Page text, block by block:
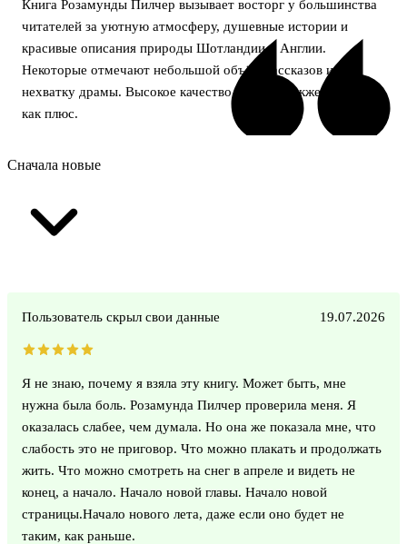
Книга Розамунды Пилчер вызывает восторг у большинства
читателей за уютную атмосферу, душевные истории и
красивые описания природы Шотландии и Англии.
Некоторые отмечают небольшой объём рассказов и
нехватку драмы. Высокое качество издания также отмечено
как плюс.
Сначала новые
Пользователь скрыл свои данные 19.07.2026
Я не знаю, почему я взяла эту книгу. Может быть, мне
нужна была боль. Розамунда Пилчер проверила меня. Я
оказалась слабее, чем думала. Но она же показала мне, что
слабость это не приговор. Что можно плакать и продолжать
жить. Что можно смотреть на снег в апреле и видеть не
конец, а начало. Начало новой главы. Начало новой
страницы.Начало нового лета, даже если оно будет не
таким, как раньше.